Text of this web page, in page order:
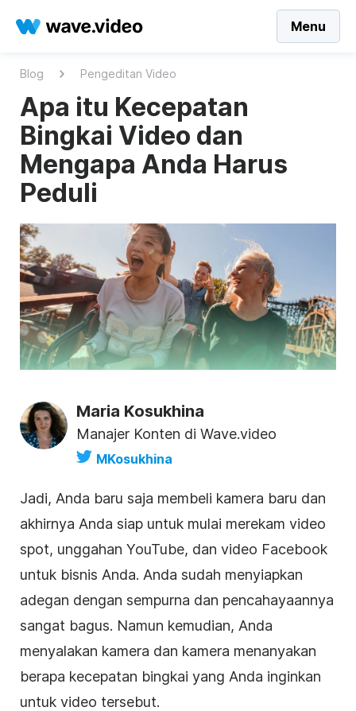
Menu
Blog Pengeditan Video
Apa itu Kecepatan
Bingkai Video dan
Mengapa Anda Harus
Peduli
Maria Kosukhina
Manajer Konten di Wave.video
MKosukhina
Jadi, Anda baru saja membeli kamera baru dan
akhirnya Anda siap untuk mulai merekam video
spot, unggahan YouTube, dan video Facebook
untuk bisnis Anda. Anda sudah menyiapkan
adegan dengan sempurna dan pencahayaannya
sangat bagus. Namun kemudian, Anda
menyalakan kamera dan kamera menanyakan
berapa kecepatan bingkai yang Anda inginkan
untuk video tersebut.